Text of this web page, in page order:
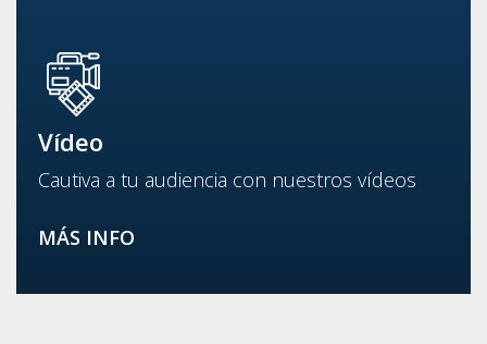
Vídeo
Cautiva a tu audiencia con nuestros vídeos
MÁS INFO